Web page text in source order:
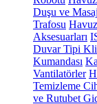
Duşu ve
Trafosu
Aksesuarları
Duvar Tipi
Kumandası
Vantilatörler
Temizleme
ve Rutubet